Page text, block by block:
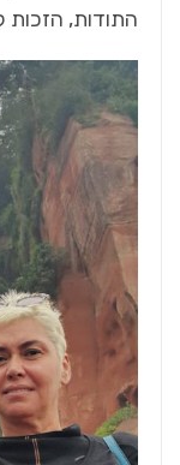
התודות, הזכות